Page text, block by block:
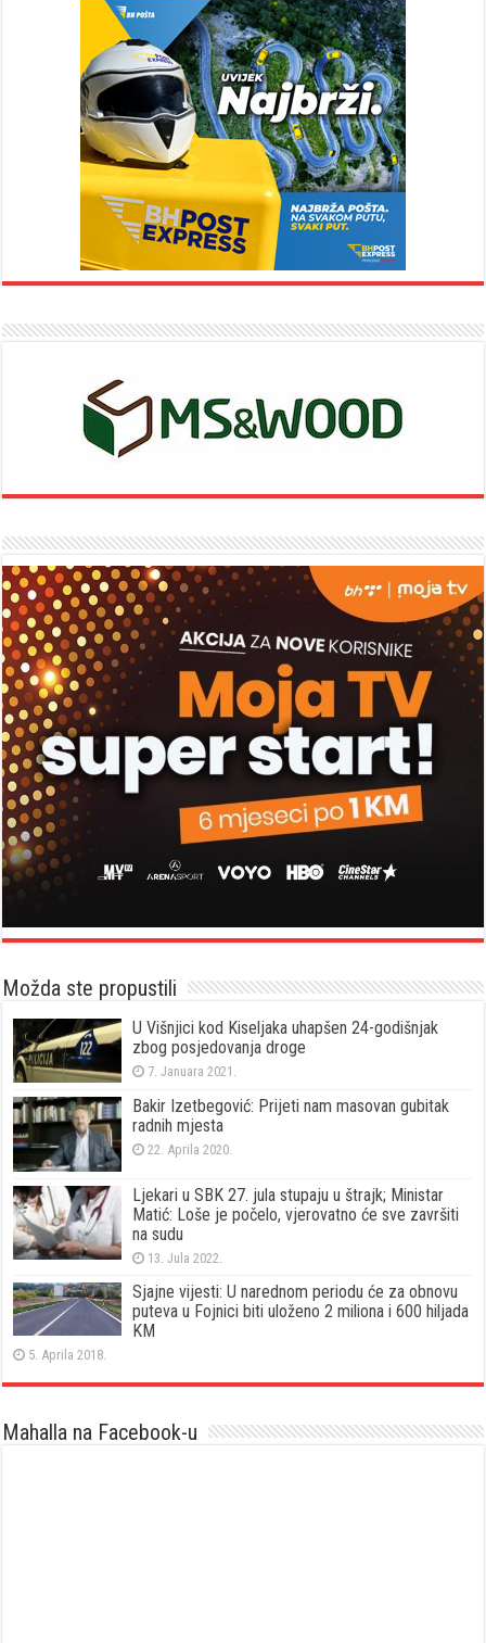
Možda ste propustili
U Višnjici kod Kiseljaka uhapšen 24-godišnjak
zbog posjedovanja droge
7. Januara 2021.
Bakir Izetbegović: Prijeti nam masovan gubitak
radnih mjesta
22. Aprila 2020.
Ljekari u SBK 27. jula stupaju u štrajk; Ministar
Matić: Loše je počelo, vjerovatno će sve završiti
na sudu
13. Jula 2022.
Sjajne vijesti: U narednom periodu će za obnovu
puteva u Fojnici biti uloženo 2 miliona i 600 hiljada
KM
5. Aprila 2018.
Mahalla na Facebook-u